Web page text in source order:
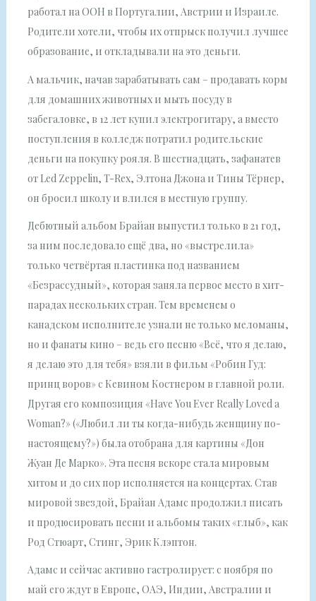
работал на ООН в Португалии, Австрии и Израиле.
Родители хотели, чтобы их отпрыск получил лучшее
образование, и откладывали на это деньги.
А мальчик, начав зарабатывать сам – продавать корм
для домашних животных и мыть посуду в
забегаловке, в 12 лет купил электрогитару, а вместо
поступления в колледж потратил родительские
деньги на покупку рояля. В шестнадцать, зафанатев
от Led Zeppelin, T-Rex, Элтона Джона и Тины Тёрнер,
он бросил школу и влился в местную группу.
Дебютный альбом Брайан выпустил только в 21 год,
за ним последовало ещё два, но «выстрелила»
только четвёртая пластинка под названием
«Безрассудный», которая заняла первое место в хит-
парадах нескольких стран. Тем временем о
канадском исполнителе узнали не только меломаны,
но и фанаты кино – ведь его песню «Всё, что я делаю,
я делаю это для тебя» взяли в фильм «Робин Гуд:
принц воров» с Кевином Костнером в главной роли.
Другая его композиция «Have You Ever Really Loved a
Woman?» («Любил ли ты когда-нибудь женщину по-
настоящему?») была отобрана для картины «Дон
Жуан Де Марко». Эта песня вскоре стала мировым
хитом и до сих пор исполняется на концертах. Став
мировой звездой, Брайан Адамс продолжил писать
и продюсировать песни и альбомы таких «глыб», как
Род Стюарт, Стинг, Эрик Клэптон.
Адамс и сейчас активно гастролирует: с ноября по
май его ждут в Европе, ОАЭ, Индии, Австралии и